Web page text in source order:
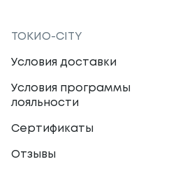
ТОКИО-CITY
Условия доставки
Условия программы
лояльности
Сертификаты
Отзывы